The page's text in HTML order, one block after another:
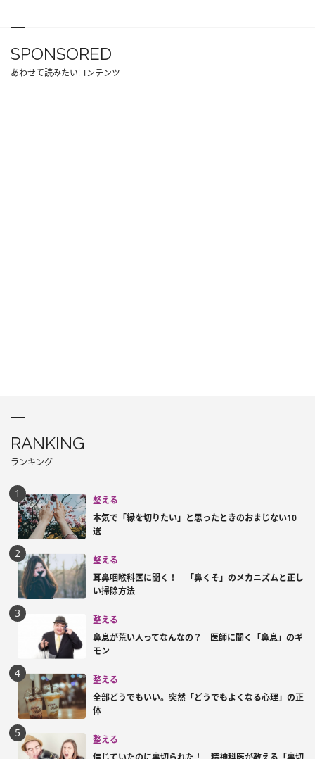
SPONSORED
あわせて読みたいコンテンツ
RANKING
ランキング
整える
本気で「縁を切りたい」と思ったときのおまじない10
選
整える
耳鼻咽喉科医に聞く！ 「鼻くそ」のメカニズムと正し
い掃除方法
整える
鼻息が荒い人ってなんなの？ 医師に聞く「鼻息」のギ
モン
整える
全部どうでもいい。突然「どうでもよくなる心理」の正
体
整える